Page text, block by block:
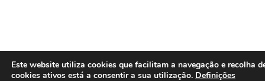
Este website utiliza cookies que facilitam a navegação e recolha
cookies ativos está a consentir a sua utilização. Definições